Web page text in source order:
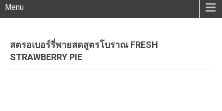
Menu
สตรอเบอร์รี่พายสดสูตรโบราณ FRESH
STRAWBERRY PIE